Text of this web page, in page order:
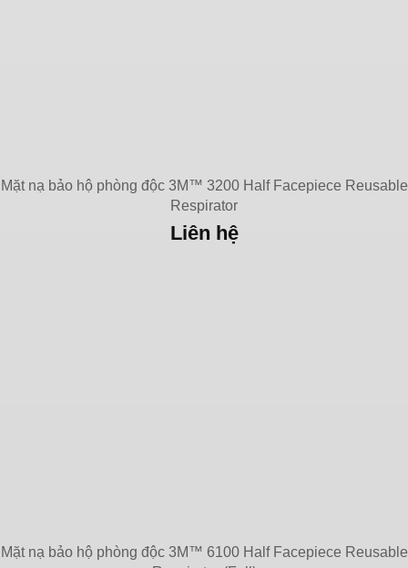
Mặt nạ bảo hộ phòng độc 3M™ 3200 Half Facepiece Reusable
Respirator
Liên hệ
Mặt nạ bảo hộ phòng độc 3M™ 6100 Half Facepiece Reusable